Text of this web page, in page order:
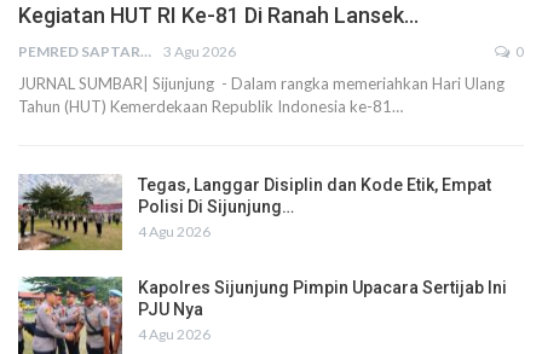
Kegiatan HUT RI Ke-81 Di Ranah Lansek…
PEMRED SAPTARIUS 3 Agu 2026 0
JURNAL SUMBAR| Sijunjung - Dalam rangka memeriahkan Hari Ulang
Tahun (HUT) Kemerdekaan Republik Indonesia ke-81…
Tegas, Langgar Disiplin dan Kode Etik, Empat
Polisi Di Sijunjung…
4 Agu 2026
Kapolres Sijunjung Pimpin Upacara Sertijab Ini
PJU Nya
4 Agu 2026